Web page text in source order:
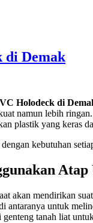
di Demak
Holodeck di
namun lebih
plastik yang keras
kebutuhan
akan mendirikan
antaranya untuk
tanah liat